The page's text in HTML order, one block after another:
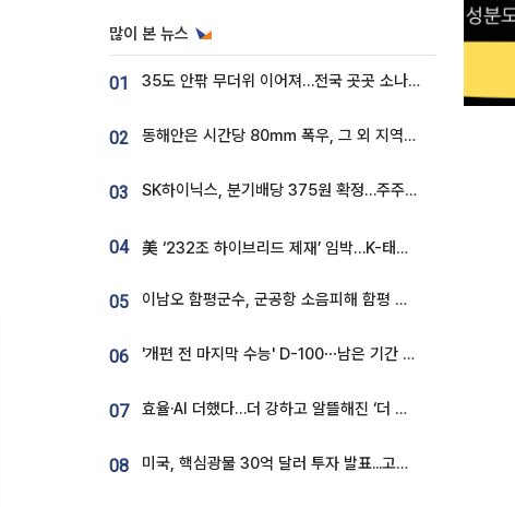
많이 본 뉴스
01 35도 안팎 무더위 이어져…전국 곳곳 소나기 [오늘 날씨]
02 동해안은 시간당 80㎜ 폭우, 그 외 지역은 폭염…‘극과 극 날씨’
03 SK하이닉스, 분기배당 375원 확정…주주환원책 9월로 앞당겨 발표
04 美 ‘232조 하이브리드 제재’ 임박…K-태양광, 불확실성 털고 날개 다나
05 이남오 함평군수, 군공항 소음피해 함평 보상 요구
06 '개편 전 마지막 수능' D-100⋯남은 기간 성적 올릴 전략은
07 효율·AI 더했다…더 강하고 알뜰해진 ‘더 뉴 그랜저 하이브리드’ [ET의 모빌리티]
08 미국, 핵심광물 30억 달러 투자 발표...고려아연 대미투자 언급